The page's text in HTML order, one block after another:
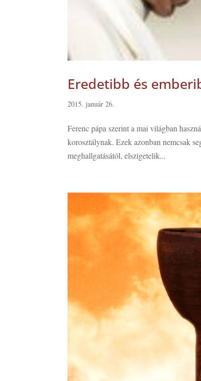
Eredetibb és
2015. január 26.
Ferenc pápa szerint a mai világban
korosztálynak. Ezek azonban nemcsak
meghallgatásától, elszigetelik...